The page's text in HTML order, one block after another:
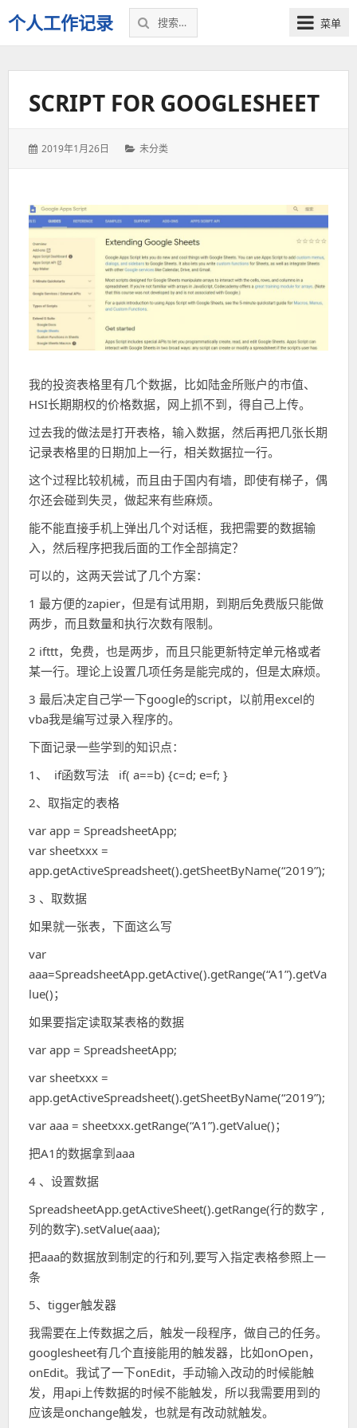
个人工作记录
搜
索：
菜单
SCRIPT FOR GOOGLESHEET
发
2019年1月26日
分
未分类
我的投资表格里有几个数据，比如陆金所账户的市值、
HSI长期期权的价格数据，网上抓不到，得自己上传。
过去我的做法是打开表格，输入数据，然后再把几张长期
记录表格里的日期加上一行，相关数据拉一行。
这个过程比较机械，而且由于国内有墙，即使有梯子，偶
尔还会碰到失灵，做起来有些麻烦。
能不能直接手机上弹出几个对话框，我把需要的数据输
入，然后程序把我后面的工作全部搞定？
可以的，这两天尝试了几个方案：
1 最方便的zapier，但是有试用期，到期后免费版只能做
两步，而且数量和执行次数有限制。
2 ifttt，免费，也是两步，而且只能更新特定单元格或者
某一行。理论上设置几项任务是能完成的，但是太麻烦。
3 最后决定自己学一下google的script，以前用excel的
vba我是编写过录入程序的。
下面记录一些学到的知识点：
1、 if函数写法 if( a==b) {c=d; e=f; }
2、取指定的表格
var app = SpreadsheetApp;
var sheetxxx =
app.getActiveSpreadsheet().getSheetByName(“2019”);
3 、取数据
如果就一张表，下面这么写
var
aaa=SpreadsheetApp.getActive().getRange(“A1”).getVa
lue()；
如果要指定读取某表格的数据
var app = SpreadsheetApp;
var sheetxxx =
app.getActiveSpreadsheet().getSheetByName(“2019”);
var aaa = sheetxxx.getRange(“A1”).getValue()；
把A1的数据拿到aaa
4 、设置数据
SpreadsheetApp.getActiveSheet().getRange(行的数字 ,
列的数字).setValue(aaa);
把aaa的数据放到制定的行和列,要写入指定表格参照上一
条
5、tigger触发器
我需要在上传数据之后，触发一段程序，做自己的任务。
googlesheet有几个直接能用的触发器，比如onOpen，
onEdit。我试了一下onEdit，手动输入改动的时候能触
发，用api上传数据的时候不能触发，所以我需要用到的
应该是onchange触发，也就是有改动就触发。